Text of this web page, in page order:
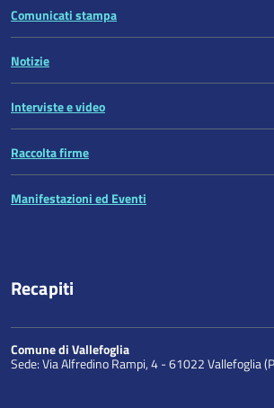
Comunicati stampa
Notizie
Interviste e video
Raccolta firme
Manifestazioni ed Eventi
Recapiti
Comune di Vallefoglia
Sede: Via Alfredino Rampi, 4 - 61022 Vallefoglia